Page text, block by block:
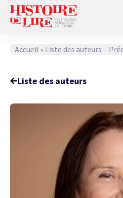
Accueil » Liste des auteurs –
Liste des auteurs